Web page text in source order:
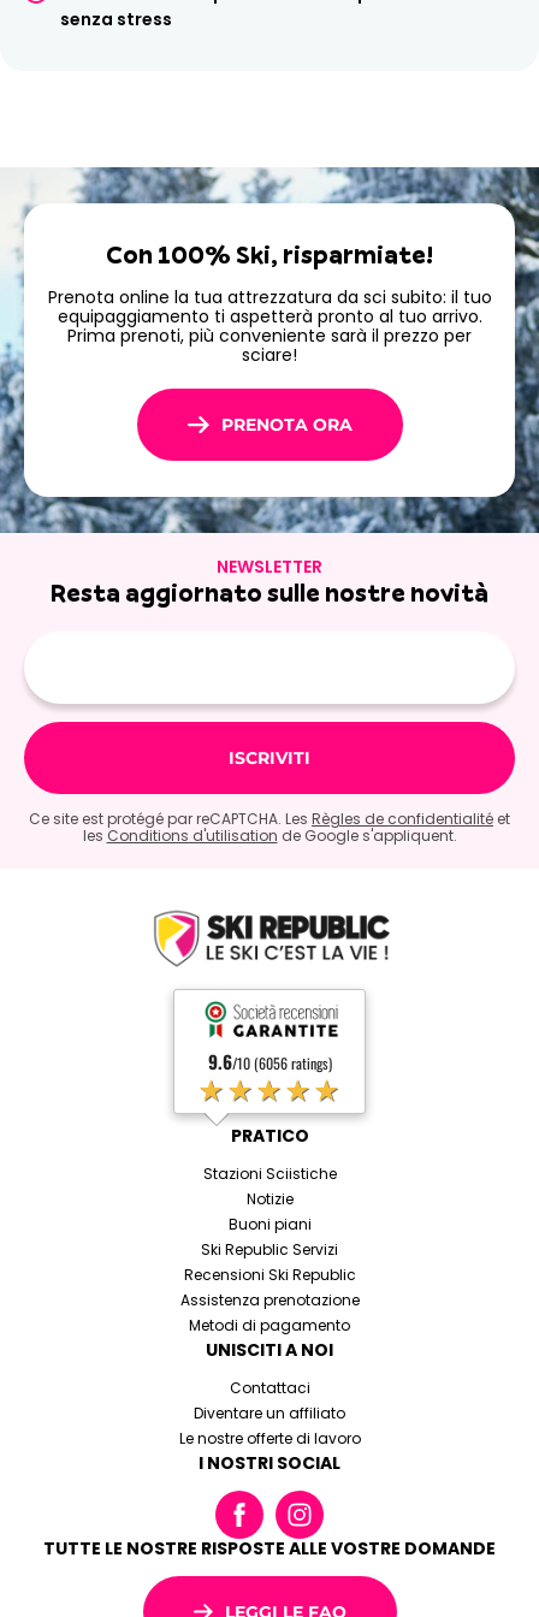
migliori condizioni!
senza stress
Con 100% Ski, risparmiate!
Prenota online la tua attrezzatura da sci subito: il tuo
equipaggiamento ti aspetterà pronto al tuo arrivo.
Prima prenoti, più conveniente sarà il prezzo per
sciare!
PRENOTA ORA
NEWSLETTER
Resta aggiornato sulle nostre novità
Ce site est protégé par reCAPTCHA. Les Règles de confidentialité et
les Conditions d'utilisation de Google s'appliquent.
9.6/10 (6056 ratings)
★★★★★
PRATICO
Stazioni Sciistiche
Notizie
Buoni piani
Ski Republic Servizi
Recensioni Ski Republic
Assistenza prenotazione
Metodi di pagamento
UNISCITI A NOI
Contattaci
Diventare un affiliato
Le nostre offerte di lavoro
I NOSTRI SOCIAL
TUTTE LE NOSTRE RISPOSTE ALLE VOSTRE DOMANDE
LEGGI LE FAQ